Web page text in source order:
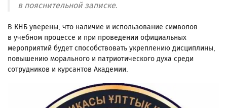
в пояснительной записке.
В КНБ уверены, что наличие и использование символов
в учебном процессе и при проведении официальных
мероприятий будет способствовать укреплению дисциплины,
повышению морального и патриотического духа среди
сотрудников и курсантов Академии.